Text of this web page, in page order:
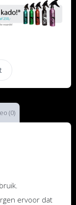
(0)
ervoor dat